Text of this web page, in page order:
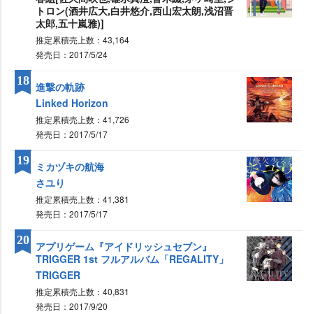
トロン(酒井広大,白井悠介,西山宏太朗,浅沼晋
太郎,五十嵐雅)]
推定累積売上数：43,164
発売日：2017/5/24
進撃の軌跡
Linked Horizon
推定累積売上数：41,726
発売日：2017/5/17
18
ミカヅキの航海
さユり
推定累積売上数：41,381
発売日：2017/5/17
19
アプリゲーム『アイドリッシュセブン』
TRIGGER 1st フルアルバム「REGALITY」
TRIGGER
推定累積売上数：40,831
発売日：2017/9/20
20